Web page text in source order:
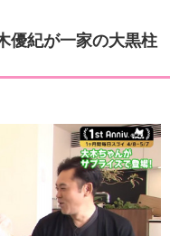
優紀が一家の大黒柱